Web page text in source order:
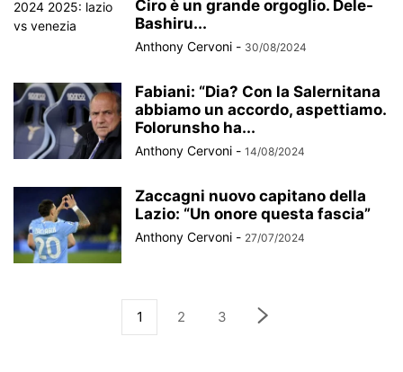
Ciro è un grande orgoglio. Dele-
Bashiru...
Anthony Cervoni - 30/08/2024
Fabiani: “Dia? Con la Salernitana
abbiamo un accordo, aspettiamo.
Folorunsho ha...
Anthony Cervoni - 14/08/2024
Zaccagni nuovo capitano della
Lazio: “Un onore questa fascia”
Anthony Cervoni - 27/07/2024
1 2 3